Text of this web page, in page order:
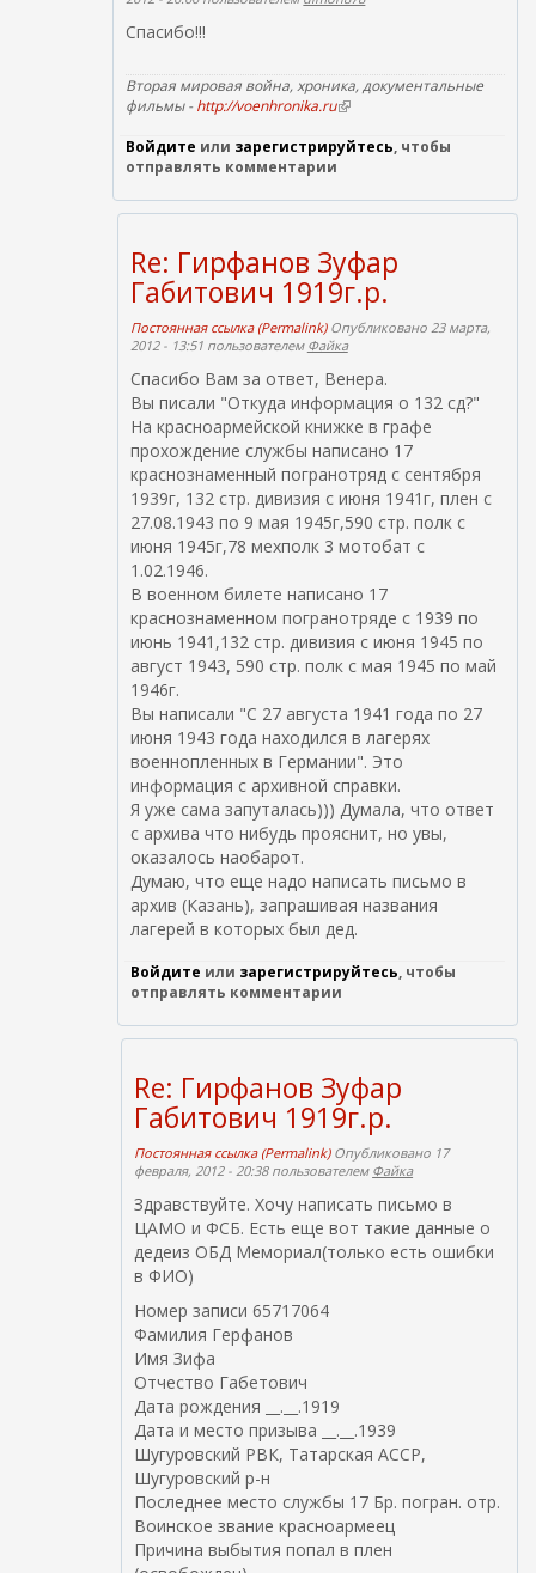
Спасибо!!!
Вторая мировая война, хроника, документальные
фильмы -http://voenhronika.ru(
н
н
с
с
ы
л
к
)
Войдите или зарегистрируйтесь, чтобы
отправлять комментарии
Re: Гирфанов Зуфар
Габитович 1919г.р.
Постоянная ссылка (Permalink)Опубликовано 23 марта,
2012 - 13:51 пользователем Файка
Спасибо Вам за ответ, Венера.
Вы писали "Откуда информация о 132 сд?"
На красноармейской книжке в графе
прохождение службы написано 17
краснознаменный погранотряд с сентября
1939г, 132 стр. дивизия с июня 1941г, плен с
27.08.1943 по 9 мая 1945г,590 стр. полк с
июня 1945г,78 мехполк 3 мотобат с
1.02.1946.
В военном билете написано 17
краснознаменном погранотряде с 1939 по
июнь 1941,132 стр. дивизия с июня 1945 по
август 1943, 590 стр. полк с мая 1945 по май
1946г.
Вы написали "С 27 августа 1941 года по 27
июня 1943 года находился в лагерях
военнопленных в Германии". Это
информация с архивной справки.
Я уже сама запуталась))) Думала, что ответ
с архива что нибудь прояснит, но увы,
оказалось наобарот.
Думаю, что еще надо написать письмо в
архив (Казань), запрашивая названия
лагерей в которых был дед.
Войдите или зарегистрируйтесь, чтобы
отправлять комментарии
Re: Гирфанов Зуфар
Габитович 1919г.р.
Постоянная ссылка (Permalink)Опубликовано 17
февраля, 2012 - 20:38 пользователем Файка
Здравствуйте. Хочу написать письмо в
ЦАМО и ФСБ. Есть еще вот такие данные о
дедеиз ОБД Мемориал(только есть ошибки
в ФИО)
Номер записи 65717064
Фамилия Герфанов
Имя Зифа
Отчество Габетович
Дата рождения __.__.1919
Дата и место призыва __.__.1939
Шугуровский РВК, Татарская АССР,
Шугуровский р-н
Последнее место службы 17 Бр. погран. отр.
Воинское звание красноармеец
Причина выбытия попал в плен